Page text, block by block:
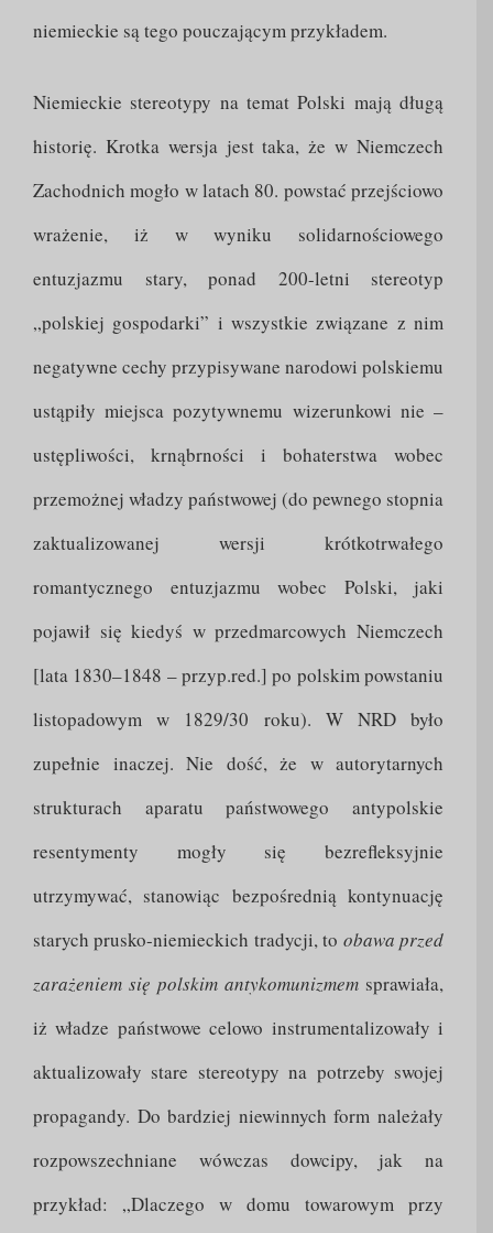
niemieckie są tego pouczającym przykładem.
Niemieckie stereotypy na temat Polski mają długą
historię. Krotka wersja jest taka, że w Niemczech
Zachodnich mogło w latach 80. powstać przejściowo
wrażenie, iż w wyniku solidarnościowego
entuzjazmu stary, ponad 200-letni stereotyp
„polskiej gospodarki” i wszystkie związane z nim
negatywne cechy przypisywane narodowi polskiemu
ustąpiły miejsca pozytywnemu wizerunkowi nie –
ustępliwości, krnąbrności i bohaterstwa wobec
przemożnej władzy państwowej (do pewnego stopnia
zaktualizowanej wersji krótkotrwałego
romantycznego entuzjazmu wobec Polski, jaki
pojawił się kiedyś w przedmarcowych Niemczech
[lata 1830–1848 – przyp.red.] po polskim powstaniu
listopadowym w 1829/30 roku). W NRD było
zupełnie inaczej. Nie dość, że w autorytarnych
strukturach aparatu państwowego antypolskie
resentymenty mogły się bezrefleksyjnie
utrzymywać, stanowiąc bezpośrednią kontynuację
starych prusko-niemieckich tradycji, to obawa przed
zarażeniem się polskim antykomunizmem sprawiała,
iż władze państwowe celowo instrumentalizowały i
aktualizowały stare stereotypy na potrzeby swojej
propagandy. Do bardziej niewinnych form należały
rozpowszechniane wówczas dowcipy, jak na
przykład: „Dlaczego w domu towarowym przy